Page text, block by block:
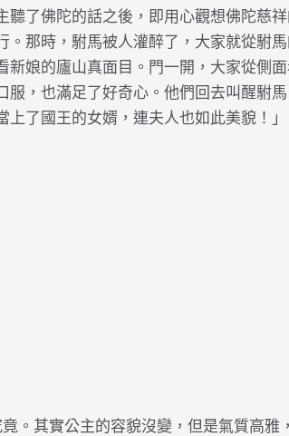
聽了佛陀的話之後，即用心觀想佛陀慈
。那時，駙馬被人灌醉了，大家就從駙
新娘的廬山真面目。門一開，大家從側
服，也滿足了好奇心。他們回去叫醒駙
上了國王的女婿，連夫人也如此美貌！」
。其實公主的容貌沒變，但是氣質高雅